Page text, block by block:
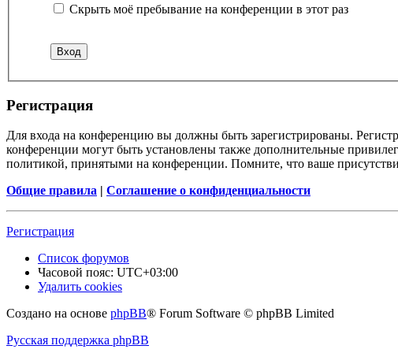
Скрыть моё пребывание на конференции в этот раз
Регистрация
Для входа на конференцию вы должны быть зарегистрированы.
конференции могут быть установлены также дополнительные
политикой, принятыми на конференции. Помните, что ваше
Общие правила | Соглашение о конфиденциальности
Регистрация
Список форумов
Часовой пояс: UTC+03:00
Удалить cookies
Создано на основе phpBB® Forum Software © phpBB Limited
Русская поддержка phpBB